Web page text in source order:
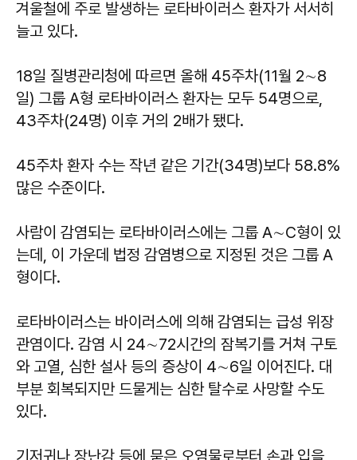
겨울철에 주로 발생하는 로타바이러스 환자가 서서히
늘고 있다.
18일 질병관리청에 따르면 올해 45주차(11월 2∼8
일) 그룹 A형 로타바이러스 환자는 모두 54명으로,
43주차(24명) 이후 거의 2배가 됐다.
45주차 환자 수는 작년 같은 기간(34명)보다 58.8%
많은 수준이다.
사람이 감염되는 로타바이러스에는 그룹 A∼C형이 있
는데, 이 가운데 법정 감염병으로 지정된 것은 그룹 A
형이다.
로타바이러스는 바이러스에 의해 감염되는 급성 위장
관염이다. 감염 시 24∼72시간의 잠복기를 거쳐 구토
와 고열, 심한 설사 등의 증상이 4∼6일 이어진다. 대
부분 회복되지만 드물게는 심한 탈수로 사망할 수도
있다.
기저귀나 장난감 등에 묻은 오염물로부터 손과 입을